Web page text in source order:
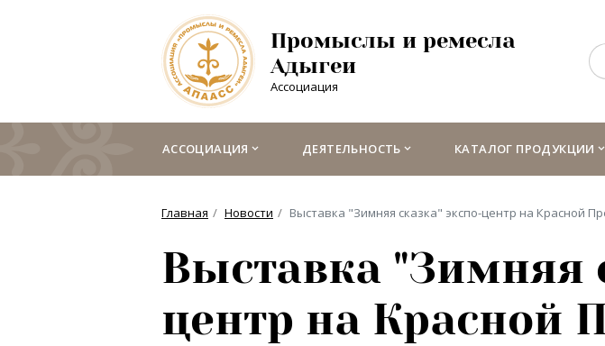
Промыслы и ремесла
Адыгеи
Ассоциация
АССОЦИАЦИЯ ДЕЯТЕЛЬНОСТЬ КАТАЛОГ ПРОДУКЦИИ
Главная Новости Выставка "Зимняя сказка" экспо-центр на Красной
Выставка "Зимняя
центр на Красной